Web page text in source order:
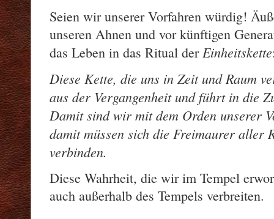
Seien wir unserer Vorfahren würdig!
unseren Ahnen und vor künftigen
das Leben in das Ritual der Einheitskette
Diese Kette, die uns in Zeit und Raum
aus der Vergangenheit und führt in die
Damit sind wir mit dem Orden unserer
damit müssen sich die Freimaurer aller
verbinden.
Diese Wahrheit, die wir im Tempel
auch außerhalb des Tempels verbreiten.